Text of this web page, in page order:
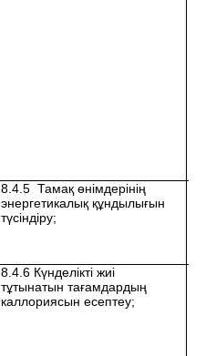
8.4.5 Тамақ өнімдерінің
энергетикалық құндылығын
түсіндіру;
8.4.6 Күнделікті жиі
тұтынатын тағамдардың
каллориясын есептеу;